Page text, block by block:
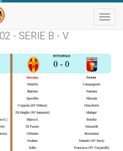
Toggle
- SERIE B - V